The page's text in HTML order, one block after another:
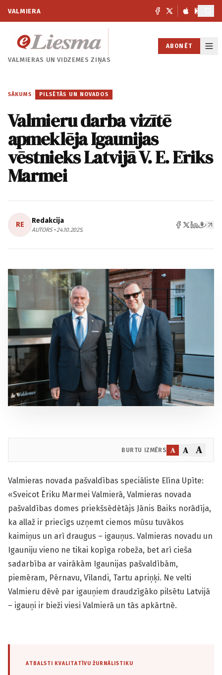
VALMIERA
VALMIERAS UNVIDZEMES ZIŅAS
ABONĒT
SĀKUMS / PILSĒTĀS UN NOVADOS
Valmieru darba vizītē
apmeklēja Igaunijas
vēstnieks Latvijā V. E. Ēriks
Marmei
RE Redakcija
AUTORS • 24.10.2025.
BURTU IZMĒRS A A A
Valmieras novada pašvaldības speciāliste Elīna Upīte:
«Sveicot Ēriku Marmei Valmierā, Valmieras novada
pašvaldības domes priekšsēdētājs Jānis Baiks norādīja,
ka allaž ir priecīgs uzņemt ciemos mūsu tuvākos
kaimiņus un arī draugus – igauņus. Valmieras novadu un
Igauniju vieno ne tikai kopīga robeža, bet arī cieša
sadarbība ar vairākām Igaunijas pašvaldībām,
piemēram, Pērnavu, Vīlandi, Tartu apriņķi. Ne velti
Valmieru dēvē par igauņiem draudzīgāko pilsētu Latvijā
– igauņi ir bieži viesi Valmierā un tās apkārtnē.
ATBALSTI KVALITATĪVU ŽURNĀLISTIKU